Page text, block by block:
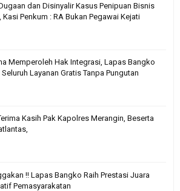
dan Disinyalir Kasus Penipuan Bisnis
Kasi Penkum : RA Bukan Pegawai Kejati
Memperoleh Hak Integrasi, Lapas Bangko
Layanan Gratis Tanpa Pungutan
Kasih Pak Kapolres Merangin, Beserta
!! Lapas Bangko Raih Prestasi Juara
Pemasyarakatan